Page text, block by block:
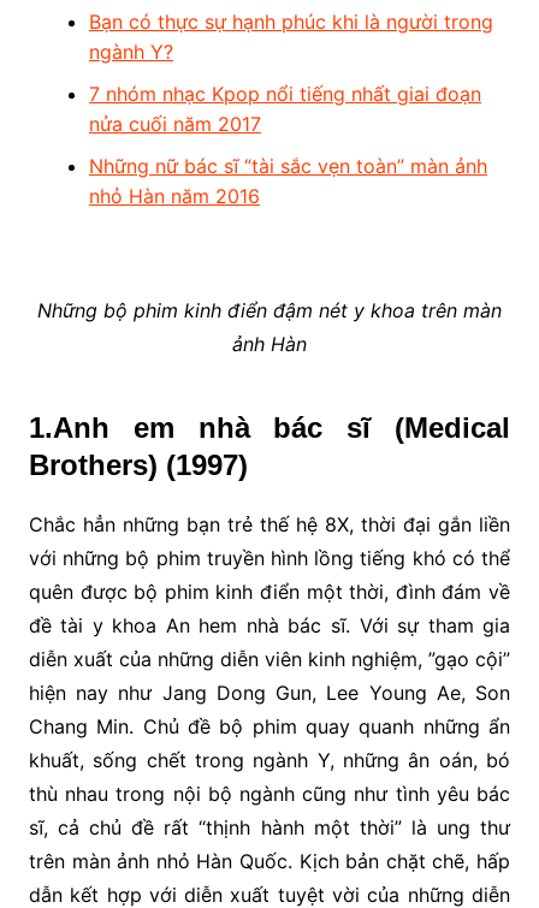
Bạn có thực sự hạnh phúc khi là người trong
ngành Y?
7 nhóm nhạc Kpop nổi tiếng nhất giai đoạn
nửa cuối năm 2017
Những nữ bác sĩ “tài sắc vẹn toàn” màn ảnh
nhỏ Hàn năm 2016
Những bộ phim kinh điển đậm nét y khoa trên màn
ảnh Hàn
1.Anh em nhà bác sĩ (Medical
Brothers) (1997)
Chắc hẳn những bạn trẻ thế hệ 8X, thời đại gắn liền
với những bộ phim truyền hình lồng tiếng khó có thể
quên được bộ phim kinh điển một thời, đình đám về
đề tài y khoa An hem nhà bác sĩ. Với sự tham gia
diễn xuất của những diễn viên kinh nghiệm, ”gạo cội”
hiện nay như Jang Dong Gun, Lee Young Ae, Son
Chang Min. Chủ đề bộ phim quay quanh những ẩn
khuất, sống chết trong ngành Y, những ân oán, bó
thù nhau trong nội bộ ngành cũng như tình yêu bác
sĩ, cả chủ đề rất “thịnh hành một thời” là ung thư
trên màn ảnh nhỏ Hàn Quốc. Kịch bản chặt chẽ, hấp
dẫn kết hợp với diễn xuất tuyệt vời của những diễn